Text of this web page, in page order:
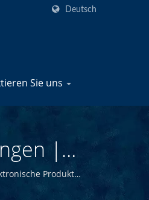
Deutsch
Sie uns
|
Produkte
Produkte